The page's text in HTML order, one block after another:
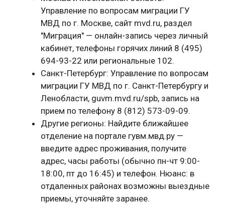
Управление по вопросам миграции ГУ
МВД по г. Москве, сайт mvd.ru, раздел
"Миграция" — онлайн-запись через личный
кабинет, телефоны горячих линий 8 (495)
694-93-22 или региональные 102.
Санкт-Петербург: Управление по вопросам
миграции ГУ МВД по г. Санкт-Петербургу и
Ленобласти, guvm.mvd.ru/spb, запись на
прием по телефону 8 (812) 573-09-09.
Другие регионы: Найдите ближайшее
отделение на портале гувм.мвд.ру —
введите адрес проживания, получите
адрес, часы работы (обычно пн-чт 9:00-
18:00, пт до 16:45) и телефон. Нюанс: в
отдаленных районах возможны выездные
приемы, уточняйте заранее.